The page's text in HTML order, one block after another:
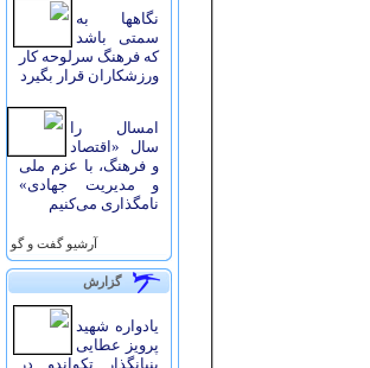
نگاهها به
سمتی باشد
که فرهنگ سرلوحه کار
ورزشکاران قرار بگیرد
امسال را
سال «اقتصاد
و فرهنگ، با عزم ملی
و مدیریت جهادی»
نامگذاری می‌کنیم
آرشيو گفت و گو
گزارش
یادواره شهید
پرویز عطایی
بنیانگذار تکواندو در